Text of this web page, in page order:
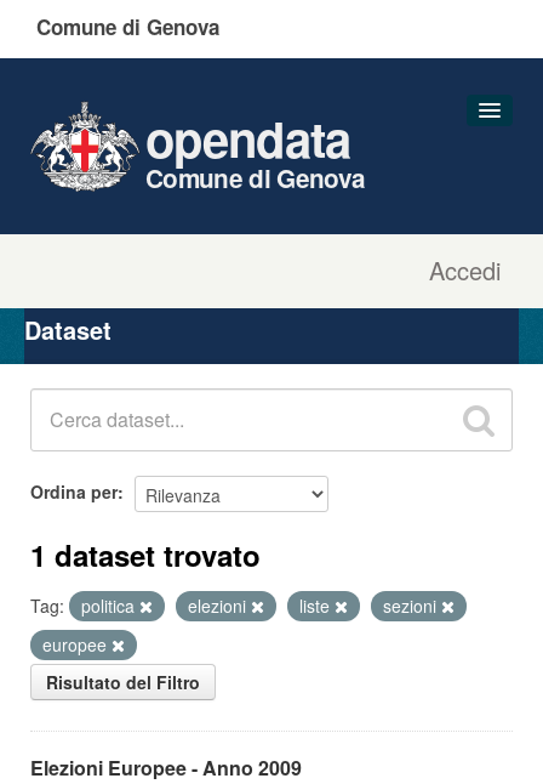
Comune di Genova
Accedi
opendata
Comune di Genova
Organizzazioni
Gruppi
Dataset
Ordina per
1 dataset trovato
Tag: politica elezioni liste
sezioni
europee
Risultato del Filtro
Elezioni Europee - Anno 2009